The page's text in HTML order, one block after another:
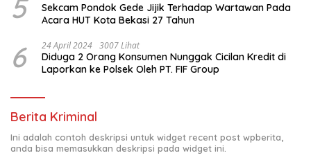
5
Sekcam Pondok Gede Jijik Terhadap Wartawan Pada
Acara HUT Kota Bekasi 27 Tahun
6 24 April 2024 3007 Lihat
Diduga 2 Orang Konsumen Nunggak Cicilan Kredit di
Laporkan ke Polsek Oleh PT. FIF Group
Berita Kriminal
Ini adalah contoh deskripsi untuk widget recent post wpberita,
anda bisa memasukkan deskripsi pada widget ini.